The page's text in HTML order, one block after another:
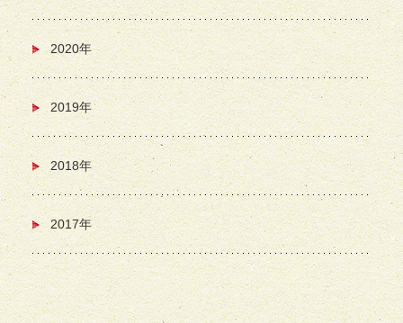
2020年
2019年
2018年
2017年